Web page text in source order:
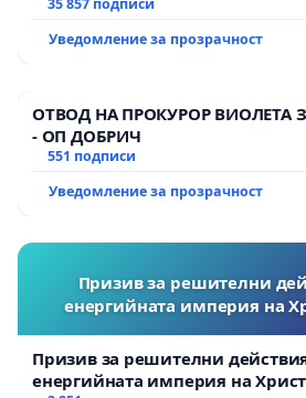
от която в момента са
пациет и здравната система
заболявания- от ранна
дълбока старост.
В развитите държави
автономна професия, но
колаборасия с лекари от
специалности: ФРМ,
травматология,
като основнат цел е не само
обучение на пациентите- да
тъмното
35 857 подписи
Уведомление за прозрачност
ОТВОД НА ПРОКУРОР ВИОЛЕТА
- ОП ДОБРИЧ
551 подписи
Уведомление за прозрачност
Призив за решителни
енергийната империя на
Призив за решителни
енергийната империя на